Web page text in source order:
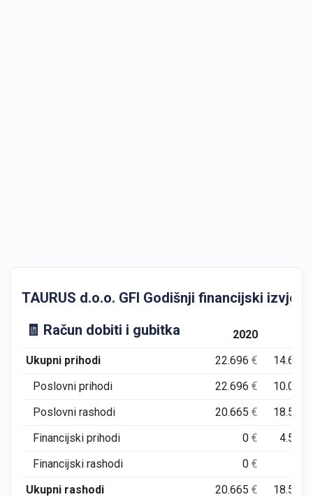
TAURUS d.o.o. GFI Godišnji financijski
🧾 Račun dobiti i gubitka
2020
Ukupni prihodi
22.696€ 14.644
Poslovni prihodi
22.696€ 10.060
Poslovni rashodi
20.665€ 18.507
Financijski prihodi
0€ 4.584
Financijski rashodi
0€
Ukupni rashodi
20.665€ 18.507